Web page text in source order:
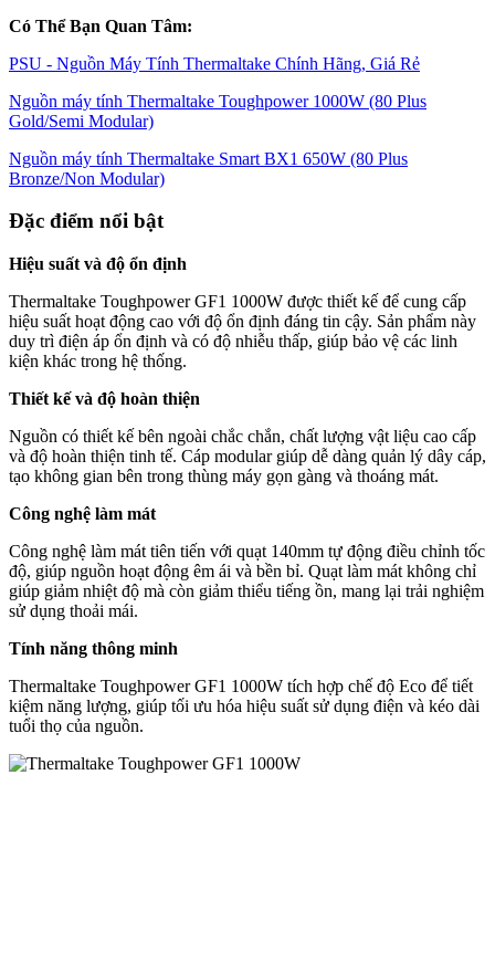
Có Thể Bạn Quan Tâm:
PSU - Nguồn Máy Tính Thermaltake Chính Hãng, Giá Rẻ
Nguồn máy tính Thermaltake Toughpower 1000W (80 Plus
Gold/Semi Modular)
Nguồn máy tính Thermaltake Smart BX1 650W (80 Plus
Bronze/Non Modular)
Đặc điểm nổi bật
Hiệu suất và độ ổn định
Thermaltake Toughpower GF1 1000W được thiết kế để cung cấp
hiệu suất hoạt động cao với độ ổn định đáng tin cậy. Sản phẩm này
duy trì điện áp ổn định và có độ nhiễu thấp, giúp bảo vệ các linh
kiện khác trong hệ thống.
Thiết kế và độ hoàn thiện
Nguồn có thiết kế bên ngoài chắc chắn, chất lượng vật liệu cao cấp
và độ hoàn thiện tinh tế. Cáp modular giúp dễ dàng quản lý dây cáp,
tạo không gian bên trong thùng máy gọn gàng và thoáng mát.
Công nghệ làm mát
Công nghệ làm mát tiên tiến với quạt 140mm tự động điều chỉnh tốc
độ, giúp nguồn hoạt động êm ái và bền bỉ. Quạt làm mát không chỉ
giúp giảm nhiệt độ mà còn giảm thiểu tiếng ồn, mang lại trải nghiệm
sử dụng thoải mái.
Tính năng thông minh
Thermaltake Toughpower GF1 1000W tích hợp chế độ Eco để tiết
kiệm năng lượng, giúp tối ưu hóa hiệu suất sử dụng điện và kéo dài
tuổi thọ của nguồn.